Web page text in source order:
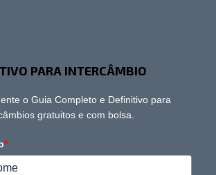
PARA INTERCÂMBIO
o Guia Completo e Definitivo para
gratuitos e com bolsa.
*